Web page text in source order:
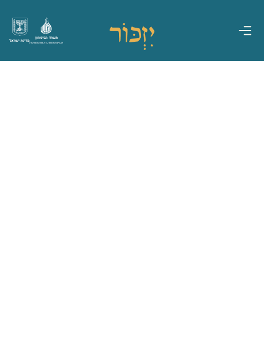
מדינת ישראל
משרד הביטחון
אגף משפחות, הנצחה ומורשת